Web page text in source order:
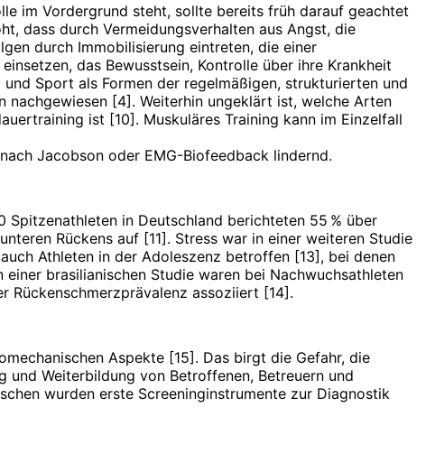
im Vordergrund steht, sollte bereits früh darauf geachtet
dass durch Vermeidungsverhalten aus Angst, die
durch Immobilisierung eintreten, die einer
das Bewusstsein, Kontrolle über ihre Krankheit
Sport als Formen der regelmäßigen, strukturierten und
nachgewiesen [4]. Weiterhin ungeklärt ist, welche Arten
ist [10]. Muskuläres Training kann im Einzelfall
Jacobson oder EMG-Biofeedback lindernd.
Spitzenathleten in Deutschland berichteten 55 % über
Rückens auf [11]. Stress war in einer weiteren Studie
Athleten in der Adoleszenz betroffen [13], bei denen
brasilianischen Studie waren bei Nachwuchsathleten
Rückenschmerzprävalenz assoziiert [14].
Aspekte [15]. Das birgt die Gefahr, die
Weiterbildung von Betroffenen, Betreuern und
wurden erste Screeninginstrumente zur Diagnostik